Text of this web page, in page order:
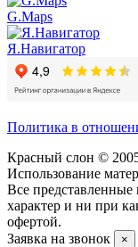
G.Maps
Я.Навигатор
Политика в
Красный слон ©
Использование
Все
характер и ни при
офертой.
Заявка на звонок
×